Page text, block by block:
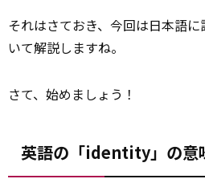
それはさておき、今回は日本語に
いて解説しますね。
さて、始めましょう！
英語の「identity」の意